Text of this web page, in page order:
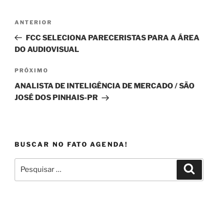
Post
Post
anterior
ANTERIOR
FCC SELECIONA PARECERISTAS PARA A ÁREA
DO AUDIOVISUAL
Próximo
post
PRÓXIMO
ANALISTA DE INTELIGÊNCIA DE MERCADO / SÃO
JOSÉ DOS PINHAIS-PR
BUSCAR NO FATO AGENDA!
por: